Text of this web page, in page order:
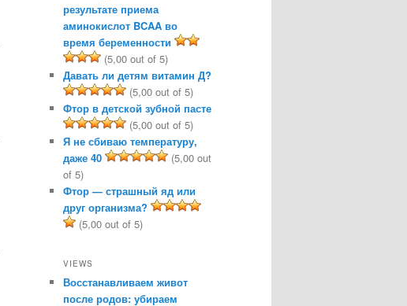
результате приема
аминокислот BCAA во
время беременности
(5,00 out of 5)
Давать ли детям витамин Д?
(5,00 out of 5)
Фтор в детской зубной пасте
(5,00 out of 5)
Я не сбиваю температуру,
даже 40
(5,00 out
of 5)
Фтор — страшный яд или
друг организма?
(5,00 out of 5)
VIEWS
Восстанавливаем живот
после родов: убираем